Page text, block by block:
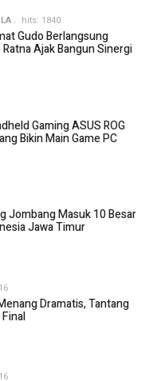
hits: 1840
Gudo Berlangsung
Ajak Bangun Sinergi
Gaming ASUS ROG
Bikin Main Game PC
Jombang Masuk 10 Besar
Jawa Timur
Dramatis, Tantang